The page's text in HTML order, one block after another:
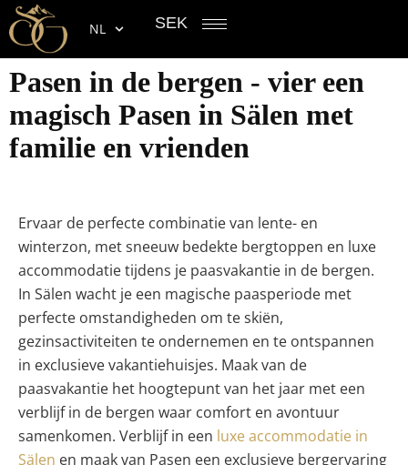
NL SEK
Pasen in de bergen - vier een
magisch Pasen in Sälen met
familie en vrienden
Ervaar de perfecte combinatie van lente- en
winterzon, met sneeuw bedekte bergtoppen en luxe
accommodatie tijdens je paasvakantie in de bergen.
In Sälen wacht je een magische paasperiode met
perfecte omstandigheden om te skiën,
gezinsactiviteiten te ondernemen en te ontspannen
in exclusieve vakantiehuisjes. Maak van de
paasvakantie het hoogtepunt van het jaar met een
verblijf in de bergen waar comfort en avontuur
samenkomen. Verblijf in een luxe accommodatie in
Sälen en maak van Pasen een exclusieve bergervaring